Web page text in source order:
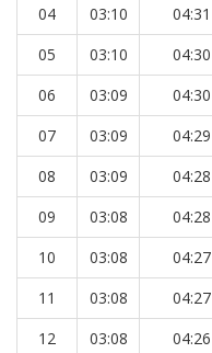
04
03:10 04:31
05
03:10 04:30
06
03:09 04:30
07
03:09 04:29
08
03:09 04:28
09
03:08 04:28
10
03:08 04:27
11
03:08 04:27
12
03:08 04:26